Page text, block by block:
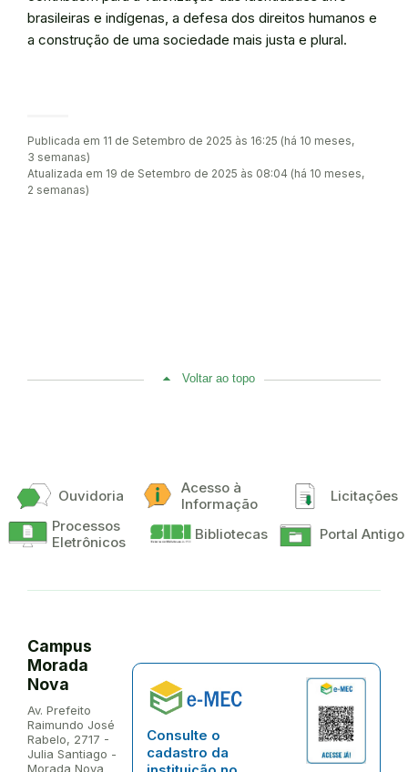
brasileiras e indígenas, a defesa dos direitos humanos e
a construção de uma sociedade mais justa e plural.
Publicada em 11 de Setembro de 2025 às 16:25 (há 10 meses,
3 semanas)
Atualizada em 19 de Setembro de 2025 às 08:04 (há 10 meses,
2 semanas)
Voltar ao topo
Ouvidoria
Acesso à
Informação
Licitações
Processos
Eletrônicos
Bibliotecas Portal Antigo
Campus
Morada
Nova
Endereço:
Av. Prefeito
Raimundo José
Rabelo, 2717 -
Julia Santiago -
Morada Nova
Consulte o
cadastro da